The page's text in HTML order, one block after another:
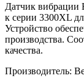
05
3300XL
Датчик вибрации
к серии 3300XL
Устройство
производства.
качества.
Производитель: